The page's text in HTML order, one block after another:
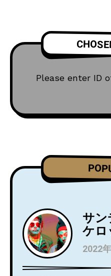
Please enter ID
サ
ケロ
Wild
ュ
『
2022